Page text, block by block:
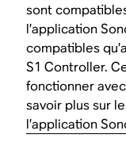
sont
l’application
compatibles
S1 Controller.
fonctionner
savoir plus sur
l’application